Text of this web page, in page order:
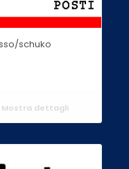
schuko
Mostra dettagli